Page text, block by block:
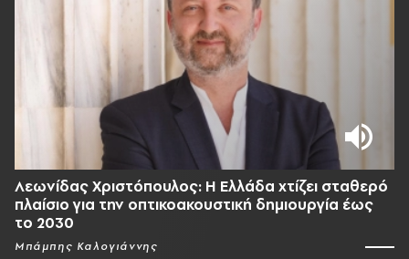
Λεωνίδας Χριστόπουλος: Η Ελλάδα χτίζει σταθερό
πλαίσιο για την οπτικοακουστική δημιουργία έως
το 2030
Μπάμπης Καλογιάννης